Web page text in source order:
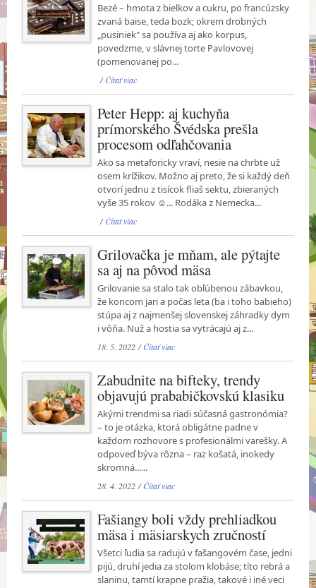
Bezé – hmota z bielkov a cukru, po francúzsky
zvaná baise, teda bozk; okrem drobných
„pusiniek" sa používa aj ako korpus,
povedzme, v slávnej torte Pavlovovej
(pomenovanej po...
/Čítať viac
Peter Hepp: aj kuchyňa
prímorského Švédska prešla
procesom odľahčovania
Ako sa metaforicky vraví, nesie na chrbte už
osem krížikov. Možno aj preto, že si každý deň
otvorí jednu z tisícok fliaš sektu, zbieraných
vyše 35 rokov ☺... Rodáka z Nemecka...
/Čítať viac
Grilovačka je mňam, ale pýtajte
sa aj na pôvod mäsa
Grilovanie sa stalo tak obľúbenou zábavkou,
že koncom jari a počas leta (ba i toho babieho)
stúpa aj z najmenšej slovenskej záhradky dym
i vôňa. Nuž a hostia sa vytrácajú aj z...
18. 5. 2022 /Čítať viac
Zabudnite na bifteky, trendy
objavujú prababičkovskú klasiku
Akými trendmi sa riadi súčasná gastronómia?
– to je otázka, ktorá obligátne padne v
každom rozhovore s profesionálmi varešky. A
odpoveď býva rôzna – raz košatá, inokedy
skromná......
28. 4. 2022 /Čítať viac
Fašiangy boli vždy prehliadkou
mäsa i mäsiarskych zručností
Všetci ľudia sa radujú v fašangovém čase, jedni
pijú, druhí jedia za stolom klobáse; títo rebrá a
slaninu, tamtí krapne pražia, takové i iné veci